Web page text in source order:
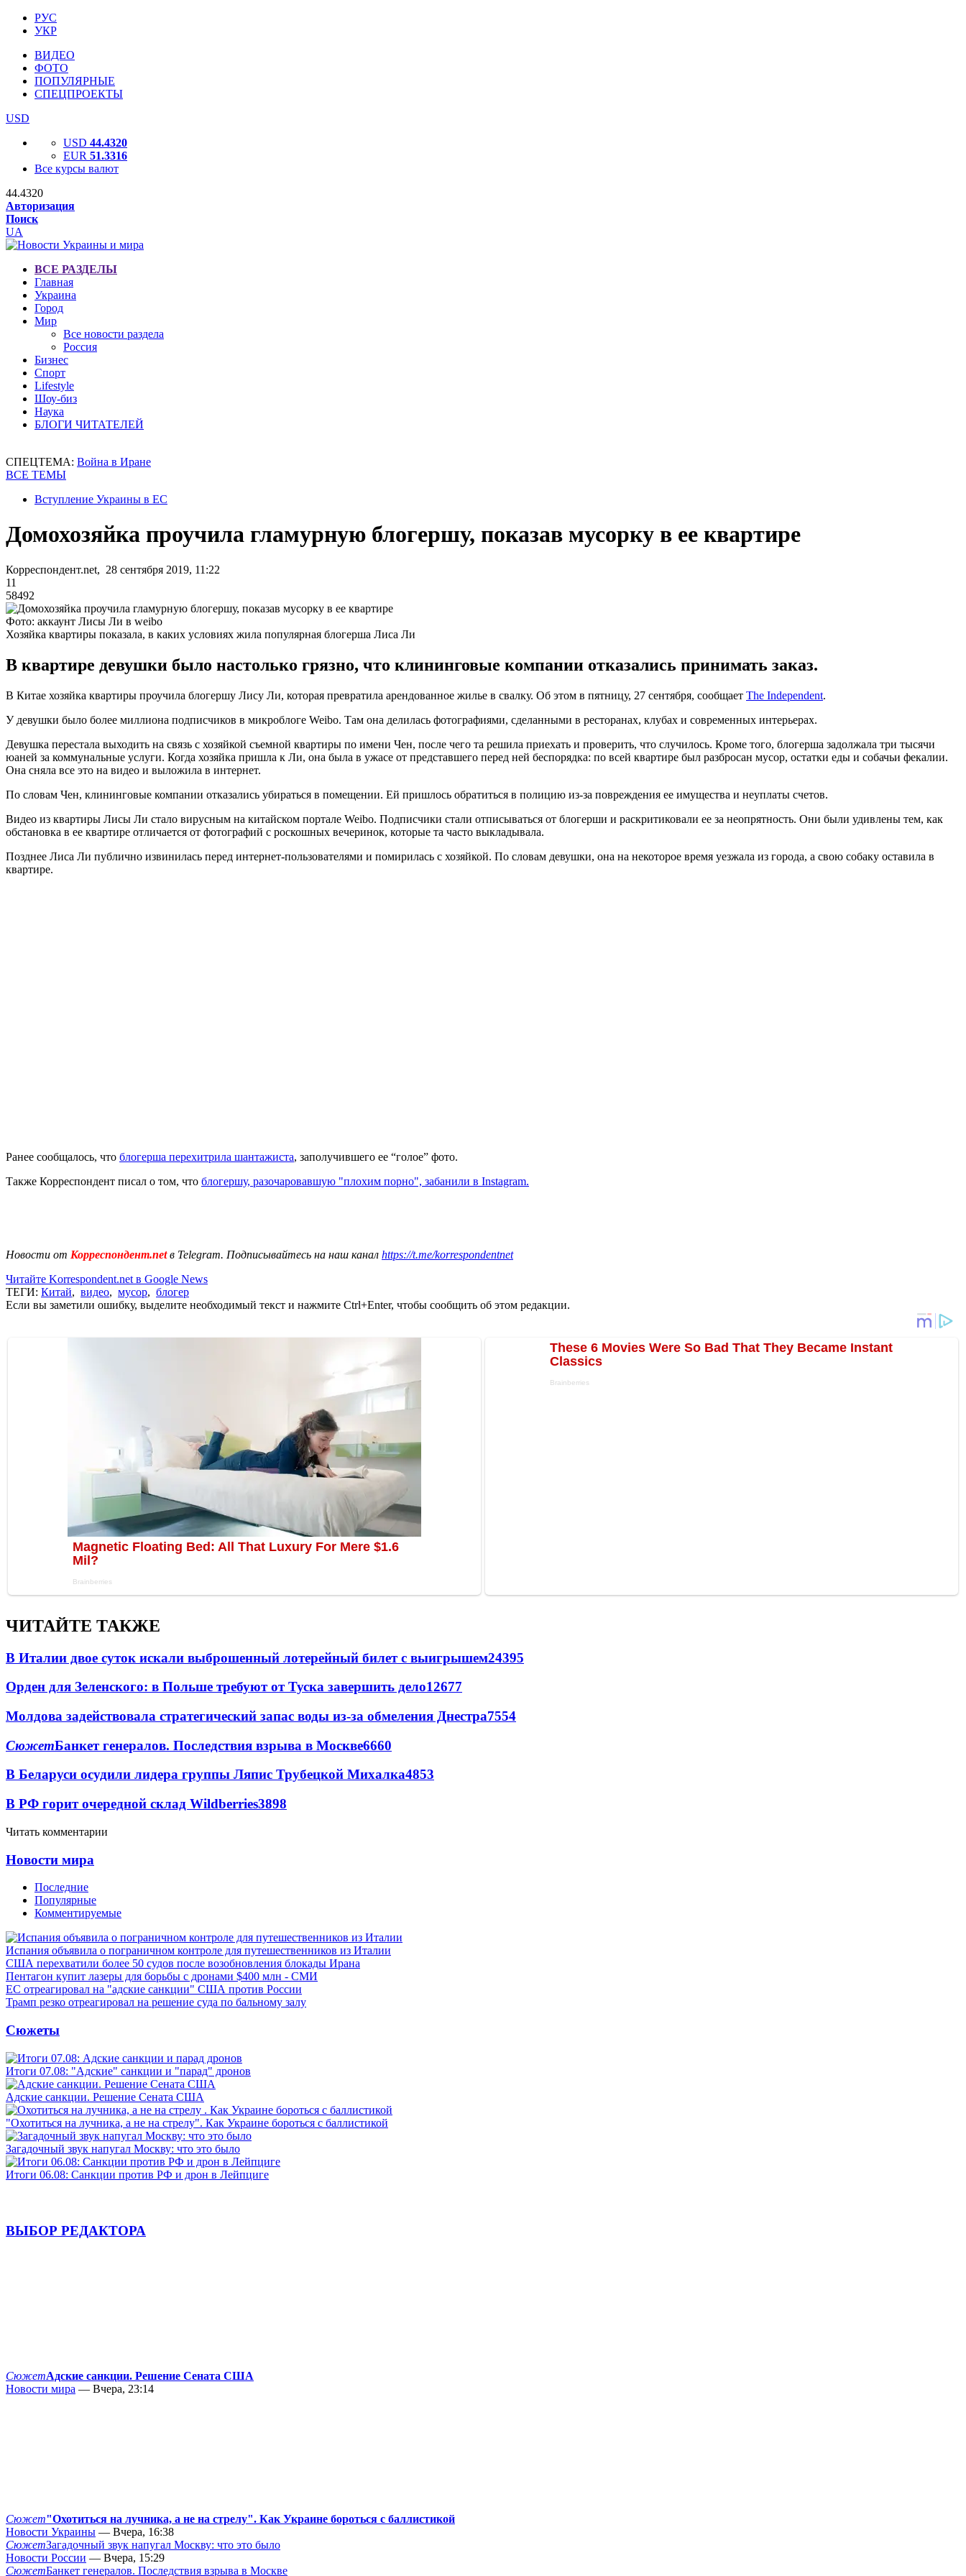
РУС
УКР
ВИДЕО
ФОТО
ПОПУЛЯРНЫЕ
СПЕЦПРОЕКТЫ
USD
USD 44.4320
EUR 51.3316
Все курсы валют
44.4320
Авторизация
Поиск
UA
ВСЕ РАЗДЕЛЫ
Главная
Украина
Город
Мир
Все новости раздела
Россия
Бизнес
Спорт
Lifestyle
Шоу-биз
Наука
БЛОГИ ЧИТАТЕЛЕЙ
СПЕЦТЕМА: Война в Иране
ВСЕ ТЕМЫ
Вступление Украины в ЕС
Домохозяйка проучила гламурную блогершу, показав мусорку в ее квартире
Корреспондент.net, 28 сентября 2019, 11:22
11
58492
Фото: аккаунт Лисы Ли в weibo
Хозяйка квартиры показала, в каких условиях жила популярная блогерша Лиса Ли
В квартире девушки было настолько грязно, что клининговые компании отказались принимать заказ.
В Китае хозяйка квартиры проучила блогершу Лису Ли, которая превратила арендованное жилье в свалку. Об этом в пятницу, 27 сентября, сообщает The Independent.
У девушки было более миллиона подписчиков в микроблоге Weibo. Там она делилась фотографиями, сделанными в ресторанах, клубах и современных интерьерах.
Девушка перестала выходить на связь с хозяйкой съемной квартиры по имени Чен, после чего та решила приехать и проверить, что случилось. Кроме того, блогерша задолжала три тысячи
юаней за коммунальные услуги. Когда хозяйка пришла к Ли, она была в ужасе от представшего перед ней беспорядка: по всей квартире был разбросан мусор, остатки еды и собачьи фекалии.
Она сняла все это на видео и выложила в интернет.
По словам Чен, клининговые компании отказались убираться в помещении. Ей пришлось обратиться в полицию из-за повреждения ее имущества и неуплаты счетов.
Видео из квартиры Лисы Ли стало вирусным на китайском портале Weibo. Подписчики стали отписываться от блогерши и раскритиковали ее за неопрятность. Они были удивлены тем, как
обстановка в ее квартире отличается от фотографий с роскошных вечеринок, которые та часто выкладывала.
Позднее Лиса Ли публично извинилась перед интернет-пользователями и помирилась с хозяйкой. По словам девушки, она на некоторое время уезжала из города, а свою собаку оставила в
квартире.
Ранее сообщалось, что блогерша перехитрила шантажиста, заполучившего ее “голое” фото.
Также Корреспондент писал о том, что блогершу, разочаровавшую "плохим порно", забанили в Instagram.
Новости от Корреспондент.netв Telegram. Подписывайтесь на наш канал https://t.me/korrespondentnet
Читайте Korrespondent.net в Google News
ТЕГИ: Китай, видео, мусор, блогер
Если вы заметили ошибку, выделите необходимый текст и нажмите Ctrl+Enter, чтобы сообщить об этом редакции.
ЧИТАЙТЕ ТАКЖЕ
В Италии двое суток искали выброшенный лотерейный билет с выигрышем24395
Орден для Зеленского: в Польше требуют от Туска завершить дело12677
Молдова задействовала стратегический запас воды из-за обмеления Днестра7554
СюжетБанкет генералов. Последствия взрыва в Москве6660
В Беларуси осудили лидера группы Ляпис Трубецкой Михалка4853
В РФ горит очередной склад Wildberries3898
Читать комментарии
Новости мира
Последние
Популярные
Комментируемые
Испания объявила о пограничном контроле для путешественников из Италии
США перехватили более 50 судов после возобновления блокады Ирана
Пентагон купит лазеры для борьбы с дронами $400 млн - СМИ
ЕС отреагировал на "адские санкции" США против России
Трамп резко отреагировал на решение суда по бальному залу
Сюжеты
Итоги 07.08: "Адские" санкции и "парад" дронов
Адские санкции. Решение Сената США
"Охотиться на лучника, а не на стрелу". Как Украине бороться с баллистикой
Загадочный звук напугал Москву: что это было
Итоги 06.08: Санкции против РФ и дрон в Лейпциге
ВЫБОР РЕДАКТОРА
СюжетАдские санкции. Решение Сената США
Новости мира — Вчера, 23:14
Сюжет"Охотиться на лучника, а не на стрелу". Как Украине бороться с баллистикой
Новости Украины — Вчера, 16:38
СюжетЗагадочный звук напугал Москву: что это было
Новости России — Вчера, 15:29
СюжетБанкет генералов. Последствия взрыва в Москве